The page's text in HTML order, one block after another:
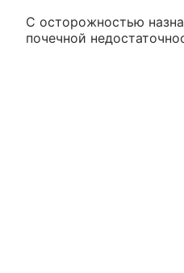
С осторожностью
почечной